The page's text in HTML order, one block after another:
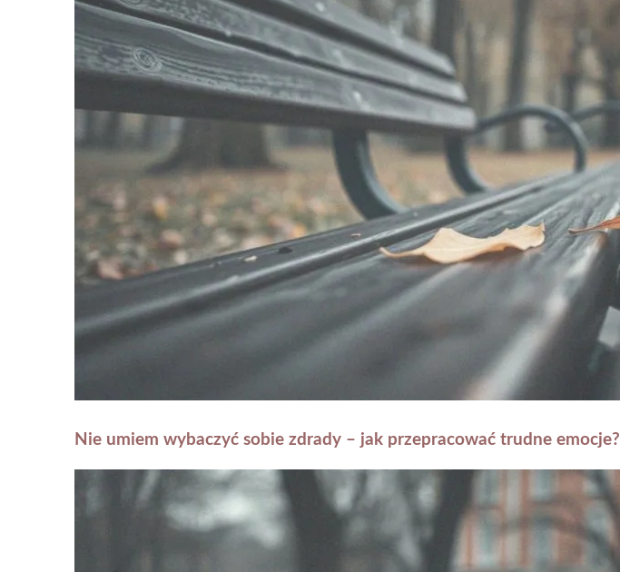
Nie umiem wybaczyć sobie zdrady – jak przepracować trudne emocje?